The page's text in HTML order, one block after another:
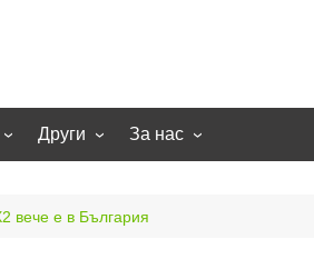
Други
СТАТИИ
За нас
Контакти
вече е в България